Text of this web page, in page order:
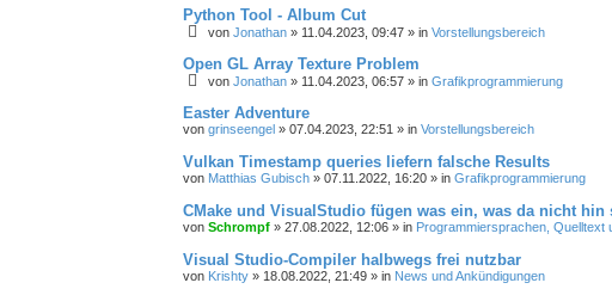
Python Tool - Album Cut
von Jonathan » 11.04.2023, 09:47 » in Vorstellungsbereich
Open GL Array Texture Problem
von Jonathan » 11.04.2023, 06:57 » in Grafikprogrammierung
Easter Adventure
von grinseengel » 07.04.2023, 22:51 » in Vorstellungsbereich
Vulkan Timestamp queries liefern falsche Results
von Matthias Gubisch » 07.11.2022, 16:20 » in Grafikprogrammierung
CMake und VisualStudio fügen was ein, was da nicht hin
von Schrompf » 27.08.2022, 12:06 » in Programmiersprachen, Quelltext
Visual Studio-Compiler halbwegs frei nutzbar
von Krishty » 18.08.2022, 21:49 » in News und Ankündigungen